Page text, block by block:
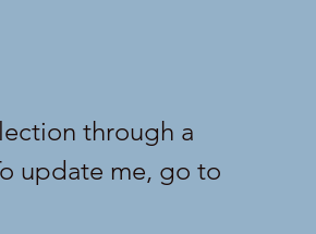
through a
update me, go to